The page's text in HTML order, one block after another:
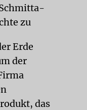
zu
Erde
der
das